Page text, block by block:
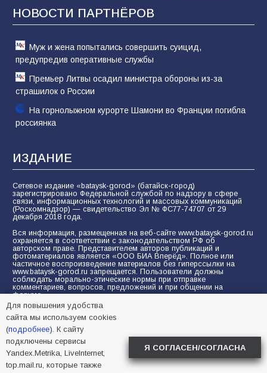
отчаяние, а не разведка
81 02.08.2026
НОВОСТИ ПАРТНЁРОВ
Муж и жена попытались совершить суицид,
предупредив оперативные службы
Премьер Литвы осадил министра обороны из-за
страшилок о России
На горнолыжном курорте Шамони во Франции погибла
россиянка
ИЗДАНИЕ
Сетевое издание «bataysk-gorod» (батайск-город)
зарегистрировано Федеральной службой по надзору в сфере
связи, информационных технологий и массовых коммуникаций
(Роскомнадзор) — свидетельство Эл № ФС77-74707 от 29
декабря 2018 года.
Вся информация, размещенная на веб-сайте www.bataysk-gorod.ru
охраняется в соответствии с законодательством РФ об
авторском праве. Представителем авторов публикаций и
фотоматериалов является «ООО БИА Вперёд». Полное или
частичное воспроизведение материалов без гиперссылки на
www.bataysk-gorod.ru запрещается. Пользователи должны
соблюдать морально-этические нормы при отправке
комментариев, вопросов, предложений и при общении на
форуме.
Политика конфиденциальности и защиты информации
Согласие на обработку персональных данных с помощью
сервисов Yandex.Metrika, LiveInternet, top.mail.ru
© 2005-2026 БИА «ВПЕРЕД»
Для повышения удобства
сайта мы используем cookies
(подробнее). К сайту
подключены сервисы
Yandex.Metrika, LiveInternet,
top.mail.ru, которые также
Я СОГЛАСЕН/СОГЛАСНА